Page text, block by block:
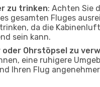
zu trinken: Achten Sie
gesamten Fluges
da die Kabinenluft
sein kann.
Ohrstöpsel zu
eine ruhigere
Ihren Flug